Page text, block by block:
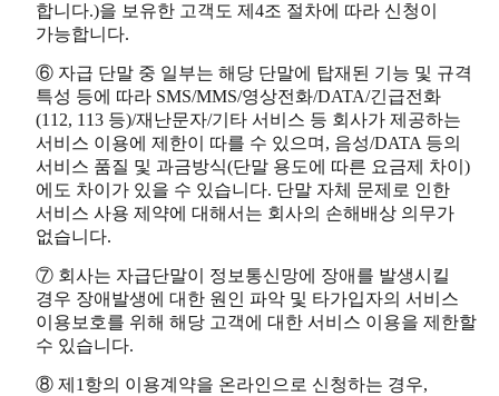
합니다.)을 보유한 고객도 제4조 절차에 따라 신청이
가능합니다.
⑥ 자급 단말 중 일부는 해당 단말에 탑재된 기능 및 규격
특성 등에 따라 SMS/MMS/영상전화/DATA/긴급전화
(112, 113 등)/재난문자/기타 서비스 등 회사가 제공하는
서비스 이용에 제한이 따를 수 있으며, 음성/DATA 등의
서비스 품질 및 과금방식(단말 용도에 따른 요금제 차이)
에도 차이가 있을 수 있습니다. 단말 자체 문제로 인한
서비스 사용 제약에 대해서는 회사의 손해배상 의무가
없습니다.
⑦ 회사는 자급단말이 정보통신망에 장애를 발생시킬
경우 장애발생에 대한 원인 파악 및 타가입자의 서비스
이용보호를 위해 해당 고객에 대한 서비스 이용을 제한할
수 있습니다.
⑧ 제1항의 이용계약을 온라인으로 신청하는 경우,